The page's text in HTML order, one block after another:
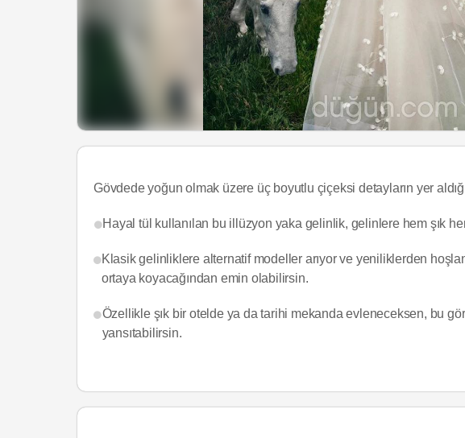
Gövdede yoğun olmak üzere üç boyutlu çiçeksi detayların yer
Hayal tül kullanılan bu illüzyon yaka gelinlik, gelinlere hem şık
Klasik gelinliklere alternatif modeller arıyor ve yeniliklerden
ortaya koyacağından emin olabilirsin.
Özellikle şık bir otelde ya da tarihi mekanda evleneceksen, bu
yansıtabilirsin.